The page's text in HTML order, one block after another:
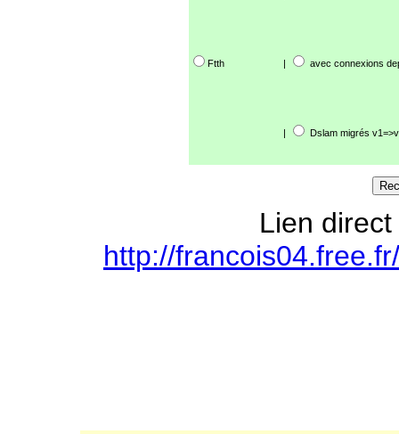
Ftth | avec connexions
| Dslam migrés
Lien
http://